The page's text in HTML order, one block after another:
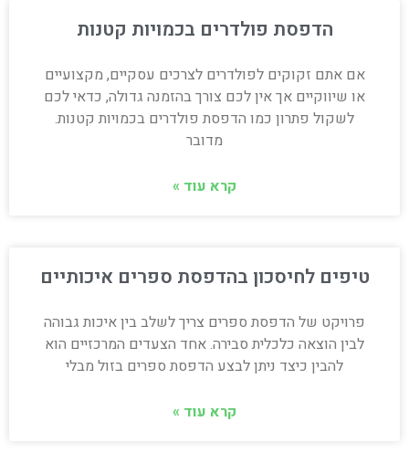
הדפסת פולדרים בכמויות קטנות
אם אתם זקוקים לפולדרים לצרכים עסקיים, מקצועיים
או שיווקיים אך אין לכם צורך בהזמנה גדולה, כדאי לכם
לשקול פתרון כמו הדפסת פולדרים בכמויות קטנות.
מדובר
קרא עוד »
טיפים לחיסכון בהדפסת ספרים איכותיים
פרויקט של הדפסת ספרים צריך לשלב בין איכות גבוהה
לבין הוצאה כלכלית סבירה. אחד הצעדים המרכזיים הוא
להבין כיצד ניתן לבצע הדפסת ספרים בזול מבלי
קרא עוד »